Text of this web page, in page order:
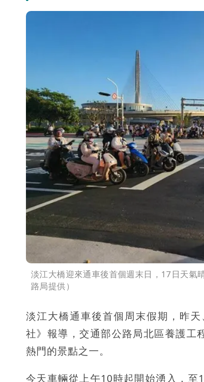
淡江大橋迎來通車後首個週末日，17日天氣
路局提供）
淡江大橋通車後首個周末假期，昨
社》報導，交通部公路局北區養護工
熱門的景點之一。
今天車輛從上午10時起開始湧入，